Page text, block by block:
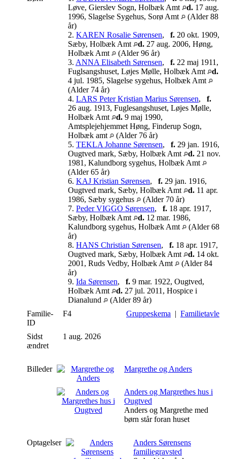
Løve, Gierslev Sogn, Holbæk Amt
d. 17 aug.
1996, Slagelse Sygehus, Sorø Amt
(Alder 88
år)
2. KAREN Rosalie Sørensen, f. 20 okt. 1909,
Sæby, Holbæk Amt
d. 27 aug. 2006, Høng,
Holbæk Amt
(Alder 96 år)
3. ANNA Elisabeth Sørensen, f. 22 maj 1911,
Fuglsangshuset, Løjes Mølle, Holbæk Amt
d.
4 jul. 1985, Slagelse sygehus, Holbæk Amt
(Alder 74 år)
4. LARS Peter Kristian Marius Sørensen, f.
26 aug. 1913, Fuglesangshuset, Løjes Mølle,
Holbæk Amt
d. 9 maj 1990,
Amtsplejehjemmet Høng, Finderup Sogn,
Holbæk amt
(Alder 76 år)
5. TEKLA Johanne Sørensen, f. 29 jan. 1916,
Ougtved mark, Sæby, Holbæk Amt
d. 21 nov.
1981, Kalundborg sygehus, Holbæk Amt
(Alder 65 år)
6. KAJ Kristian Sørensen, f. 29 jan. 1916,
Ougtved mark, Sæby, Holbæk Amt
d. 11 apr.
1986, Sæby sygehus
(Alder 70 år)
7. Peder VIGGO Sørensen, f. 18 apr. 1917,
Sæby, Holbæk Amt
d. 12 mar. 1986,
Kalundborg sygehus, Holbæk Amt
(Alder 68
år)
8. HANS Christian Sørensen, f. 18 apr. 1917,
Ougtved mark, Sæby, Holbæk Amt
d. 14 okt.
2001, Ruds Vedby, Holbæk Amt
(Alder 84
år)
9. Ida Sørensen, f. 9 mar. 1922, Ougtved,
Holbæk Amt
d. 27 jul. 2011, Hospice i
Dianalund
(Alder 89 år)
Familie-
ID
F4 Gruppeskema | Familietavle
Sidst
ændret
1 aug. 2026
Billeder Margrethe og Anders
Anders og Margrethes hus i
Ougtved
Anders og Margrethe med
børn står foran huset
Optagelser
Anders Sørensens
familiegravsted